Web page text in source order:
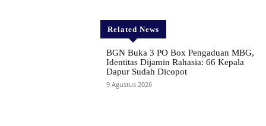
Related News
BGN Buka 3 PO Box Pengaduan MBG,
Identitas Dijamin Rahasia: 66 Kepala
Dapur Sudah Dicopot
9 Agustus 2026